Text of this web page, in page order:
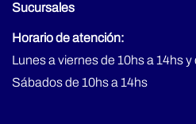
Sucursales
Horario de atención:
Lunes a viernes de 10hs a 14hs y
Sábados de 10hs a 14hs